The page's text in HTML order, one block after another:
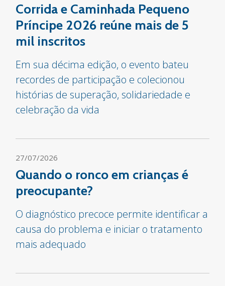
Corrida e Caminhada Pequeno
Príncipe 2026 reúne mais de 5
mil inscritos
Em sua décima edição, o evento bateu
recordes de participação e colecionou
histórias de superação, solidariedade e
celebração da vida
27/07/2026
Quando o ronco em crianças é
preocupante?
O diagnóstico precoce permite identificar a
causa do problema e iniciar o tratamento
mais adequado